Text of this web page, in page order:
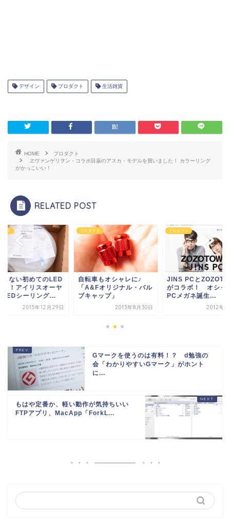
デザイン プロダクト 生活雑貨
HOME
プロダクト
ヱヴァンゲリヲン・コラボ目薬のアスカ・モデルを買いました！ カラーリング
がかっこいい！
RELATED POST
クト
しない初めてのLED
ト！アイリスオーヤ
LEDシーリング...
2015年12月29日
プロダクト
自転車もオシャレに♪
「A&Fオリジナル・バル
ブキャップ」
2013年8月30日
プロダクト
JINS PCと
がコラボ！ オシャ
PCメガネ誕生...
2012年8
Gマークを使うのは有料！？ d勉強の
会「わかりやすいGマーク」がホント
に...
もはや定番か、軽い動作が気持ちいい
FTPアプリ、MacApp「ForkL...